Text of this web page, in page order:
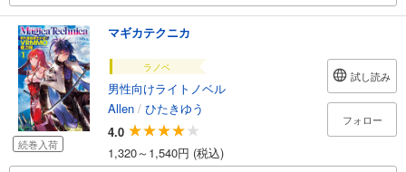
続巻入荷
マギカテクニカ
ラノベ
男性向けライトノベル
Allen / ひたきゆう
4.0
1,320～1,540円 (税込)
試し読み
フォロー